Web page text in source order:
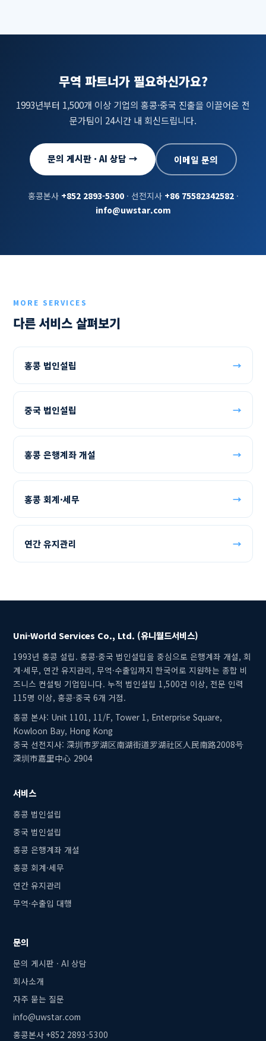
무역 파트너가 필요하신가요?
1993년부터 1,500개 이상 기업의 홍콩·중국 진출을 이끌어온 전
문가팀이 24시간 내 회신드립니다.
문의 게시판 · AI 상담 → 이메일 문의
홍콩본사 +852 2893-5300· 선전지사 +86 75582342582·
info@uwstar.com
MORE SERVICES
다른 서비스 살펴보기
홍콩 법인설립 →
중국 법인설립 →
홍콩 은행계좌 개설 →
홍콩 회계·세무 →
연간 유지관리 →
Uni-World Services Co., Ltd. (유니월드서비스)
1993년 홍콩 설립. 홍콩·중국 법인설립을 중심으로 은행계좌 개설, 회
계·세무, 연간 유지관리, 무역·수출입까지 한국어로 지원하는 종합 비
즈니스 컨설팅 기업입니다. 누적 법인설립 1,500건 이상, 전문 인력
115명 이상, 홍콩·중국 6개 거점.
홍콩 본사: Unit 1101, 11/F, Tower 1, Enterprise Square,
Kowloon Bay, Hong Kong
중국 선전지사: 深圳市罗湖区南湖街道罗湖社区人民南路2008号
深圳市嘉里中心 2904
서비스
홍콩 법인설립
중국 법인설립
홍콩 은행계좌 개설
홍콩 회계·세무
연간 유지관리
무역·수출입 대행
문의
문의 게시판 · AI 상담
회사소개
자주 묻는 질문
info@uwstar.com
홍콩본사 +852 2893-5300